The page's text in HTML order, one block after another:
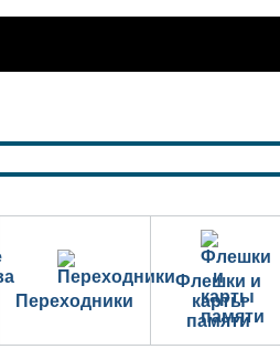
Переходники
Флешки и
карты
памяти